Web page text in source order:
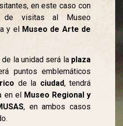
en este caso con
de visitas al Museo
y el Museo de Arte de
la unidad será la plaza
puntos emblemáticos
de la ciudad, tendrá
en el Museo Regional y
, en ambos casos